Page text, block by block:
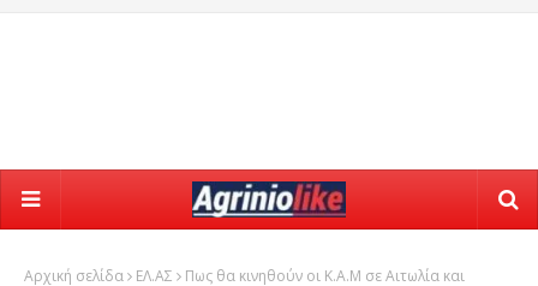
Αρχική σελίδα ΕΛ.ΑΣ
Πως θα κινηθούν οι Κ.Α.Μ σε Αιτωλία και